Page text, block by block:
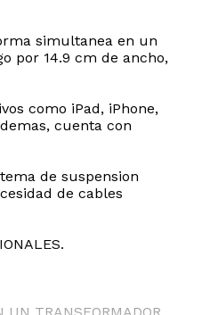
simultanea en un
por 14.9 cm de ancho,
como iPad, iPhone,
cuenta con
de suspension
de cables